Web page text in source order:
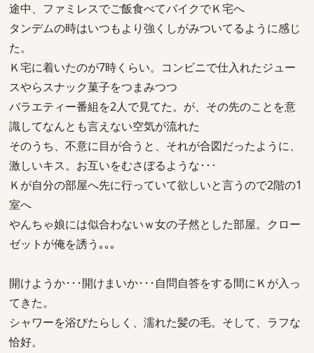
途中、ファミレスでご飯食べてバイクでＫ宅へ
タンデムの時はいつもより強くしがみついてるように感じ
た。
Ｋ宅に着いたのが7時くらい。コンビニで仕入れたジュー
スやらスナック菓子をつまみつつ
バラエティー番組を2人で見てた。が、その先のことを意
識してなんとも言えない空気が流れた
そのうち、不意に目が合うと、それが合図だったように、
激しいキス。お互いをむさぼるような･･･
Ｋが自分の部屋へ先に行っていて欲しいと言うので2階の1
室へ
やんちゃ娘には似合わないｗ女の子然とした部屋。クロー
ゼットが俺を誘う｡｡｡
開けようか･･･開けまいか･･･自問自答をする間にＫが入っ
てきた。
シャワーを浴びたらしく、濡れた髪の毛。そして、ラフな
恰好。